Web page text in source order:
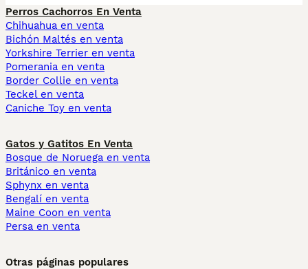
Perros Cachorros En Venta
Chihuahua en venta
Bichón Maltés en venta
Yorkshire Terrier en venta
Pomerania en venta
Border Collie en venta
Teckel en venta
Caniche Toy en venta
Gatos y Gatitos En Venta
Bosque de Noruega en venta
Británico en venta
Sphynx en venta
Bengalí en venta
Maine Coon en venta
Persa en venta
Otras páginas populares